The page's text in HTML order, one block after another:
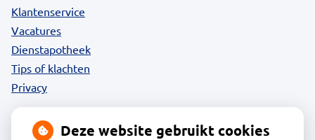
Klantenservice
Vacatures
Dienstapotheek
Tips of klachten
Privacy
Deze website gebruikt cookies